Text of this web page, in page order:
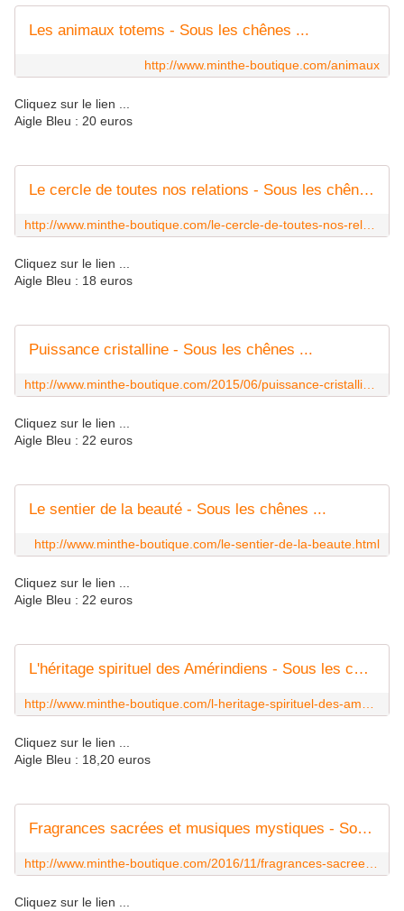
Les animaux totems - Sous les chênes ...
http://www.minthe-boutique.com/animaux
Cliquez sur le lien ...
Aigle Bleu : 20 euros
Le cercle de toutes nos relations - Sous les chênes ...
Cliquez sur le lien ...
Aigle Bleu : 18 euros
Puissance cristalline - Sous les chênes ...
Cliquez sur le lien ...
Aigle Bleu : 22 euros
Le sentier de la beauté - Sous les chênes ...
http://www.minthe-boutique.com/le-sentier-de-la-beaute.html
Cliquez sur le lien ...
Aigle Bleu : 22 euros
L'héritage spirituel des Amérindiens - Sous les chênes ...
Cliquez sur le lien ...
Aigle Bleu : 18,20 euros
Fragrances sacrées et musiques mystiques - Sous les chênes ...
Cliquez sur le lien ...